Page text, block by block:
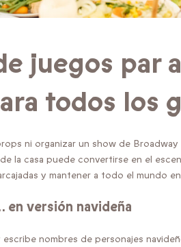
juegos par
todos los
ni organizar un show de Broadway
la casa puede convertirse en el
y mantener a todo el mundo
versión navideña
nombres de personajes